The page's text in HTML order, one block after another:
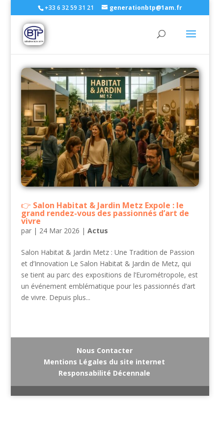
+33 6 32 59 31 21 generationbtp@1am.fr
Salon Habitat & Jardin Metz Expole : le
grand rendez-vous des passionnés d’art de
vivre
par | 24 Mar 2026 | Actus
Salon Habitat & Jardin Metz : Une Tradition de Passion
et d’Innovation Le Salon Habitat & Jardin de Metz, qui
se tient au parc des expositions de l’Eurométropole, est
un événement emblématique pour les passionnés d’art
de vivre. Depuis plus...
Nous Contacter
Mentions Légales du site internet
Responsabilité Décennale